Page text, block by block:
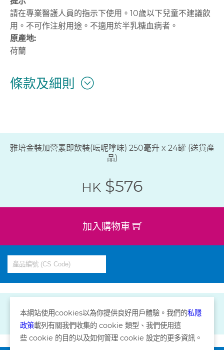
請在專業醫護人員的指示下使用。10歲以下兒童不建議飲
用。不可作注射用途。不適用於半乳糖血病者。
原產地:
荷蘭
條款及細則
雅培金裝加營素即飲裝(呍呢嗱味) 250毫升 x 24罐 (送貨產
品)
HK $576
加入購物車
本網站使用cookies以為你提供良好用戶體驗。我們的私隱
政策載列有關我們收集的 cookie 類型、我們使用這
些 cookie 的目的以及如何管理 cookie 設定的更多資訊。